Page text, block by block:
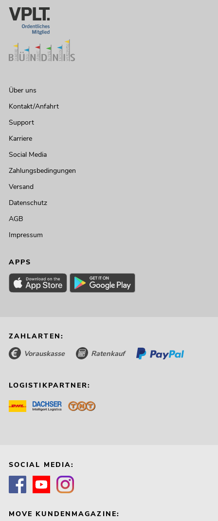
Über uns
Kontakt/Anfahrt
Support
Karriere
Social Media
Zahlungsbedingungen
Versand
Datenschutz
AGB
Impressum
APPS
ZAHLARTEN:
Vorauskasse Ratenkauf
LOGISTIKPARTNER:
SOCIAL MEDIA:
MOVE KUNDENMAGAZINE: